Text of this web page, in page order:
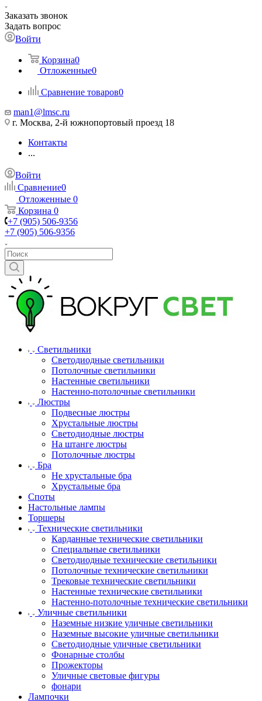
Заказать звонок
Задать вопрос
Войти
Корзина0
Отложенные0
Сравнение товаров0
man1@lmsc.ru
г. Москва, 2-й южнопортовый проезд 18
Контакты
...
Войти
Сравнение0
Отложенные 0
Корзина 0
+7 (905) 506-9356
+7 (905) 506-9356
Светильники
Светодиодные светильники
Потолочные светильники
Настенные светильники
Настенно-потолочные светильники
Люстры
Подвесные люстры
Хрустальные люстры
Светодиодные люстры
На штанге люстры
Потолочные люстры
Бра
Не хрустальные бра
Хрустальные бра
Споты
Настольные лампы
Торшеры
Технические светильники
Карданные технические светильники
Специальные светильники
Светодиодные технические светильники
Потолочные технические светильники
Трековые технические светильники
Настенные технические светильники
Настенно-потолочные технические светильники
Уличные светильники
Наземные низкие уличные светильники
Наземные высокие уличные светильники
Светодиодные уличные светильники
Фонарные столбы
Прожекторы
Уличные световые фигуры
фонари
Лампочки